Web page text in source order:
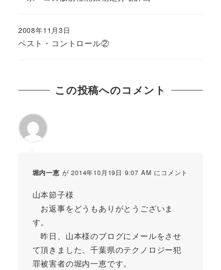
ペスト・コントロール②
2008年11月3日
この投稿へのコメント
堀内一恵 が 2014年10月19日 9:07 AM にコメント
山本節子様
お返事をどうもありがとうございま
す。
昨日、山本様のブログにメールをさせ
て頂きました、千葉県のテクノロジー犯
罪被害者の堀内一恵です。